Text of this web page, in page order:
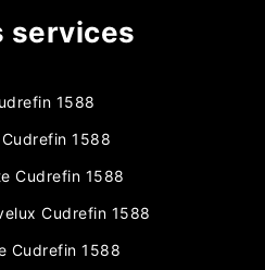
services
1588
1588
Cudrefin 1588
Cudrefin 1588
Cudrefin 1588